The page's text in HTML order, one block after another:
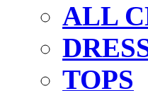
ALL
TOPS